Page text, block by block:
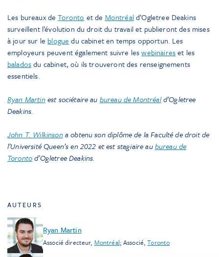
Les bureaux deToronto et de Montréald’Ogletree Deakins
surveillent l’évolution du droit du travail et publieront des mises
à jour sur le blogue du cabinet en temps opportun. Les
employeurs peuvent également suivre leswebinaireset les
baladosdu cabinet, où ils trouveront des renseignements
essentiels.
Ryan Martinest sociétaire au bureau de Montréald’Ogletree
Deakins.
John T. Wilkinsona obtenu son diplôme de la Faculté de droit de
l’Université Queen’s en 2022 et est stagiaire aubureau de
Torontod’Ogletree Deakins.
AUTEURS
Ryan Martin
Associé directeur, Montréal;Associé,Toronto